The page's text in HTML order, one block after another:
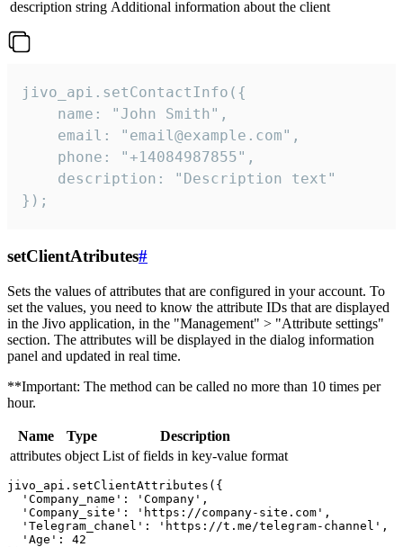
description string Additional information about the client
jivo_api.setContactInfo({
    name: "John Smith",
    email: "email@example.com",
    phone: "+14084987855",
    description: "Description text"
});
setClientAtributes#
Sets the values ​​of attributes that are configured in your account. To
set the values, you need to know the attribute IDs that are displayed
in the Jivo application, in the "Management" > "Attribute settings"
section. The attributes will be displayed in the dialog information
panel and updated in real time.
**Important: The method can be called no more than 10 times per
hour.
Name Type
Description
attributes object List of fields in key-value format
jivo_api.setClientAttributes({
  'Company_name': 'Company',
  'Company_site': 'https://company-site.com',
  'Telegram_chanel': 'https://t.me/telegram-channel',
  'Age': 42